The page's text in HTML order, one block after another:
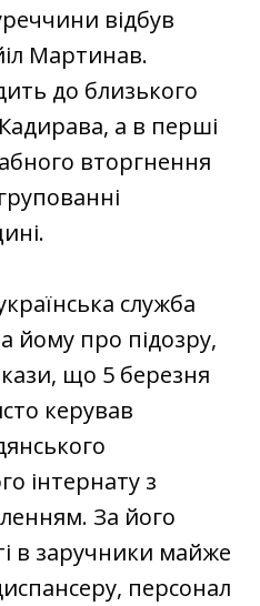
відбув
Мартинав.
до близького
а в перші
вторгнення
служба
йому про підозру,
що 5 березня
керував
інтернату з
За його
в заручники майже
персонал